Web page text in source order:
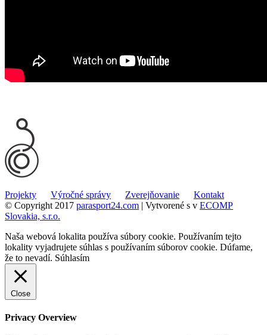
Projekty Výročné správy Zverejňovanie
Kontakt
© Copyright 2017 parasport24.com | Vytvorené s v ECOMP
Slovakia, s.r.o.
Naša webová lokalita používa súbory cookie. Používaním tejto
lokality vyjadrujete súhlas s používaním súborov cookie. Dúfame,
že to nevadí. Súhlasím
Close
Privacy Overview